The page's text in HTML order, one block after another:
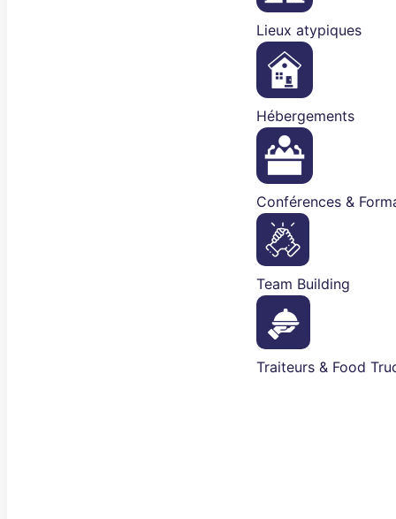
Lieux atypiques
Hébergements
Conférences &
Team Building
Traiteurs & Food